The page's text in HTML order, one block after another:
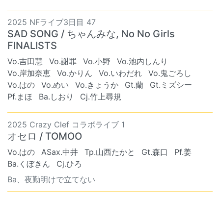
2025 NFライブ3日目 47
SAD SONG / ちゃんみな, No No Girls
FINALISTS
Vo.吉田慧 Vo.謝罪 Vo.小野
Vo.池内しんり
Vo.岸加奈恵
Vo.かりん Vo.いわだれ
Vo.鬼ごろし
Vo.はの
Vo.めい Vo.きょうか Gt.蘭
Gt.ミズシー
Pf.まほ
Ba.しおり Cj.竹上尋規
2025 Crazy Clef コラボライブ 1
オセロ / TOMOO
Vo.はの ASax.中井 Tp.山西たかと Gt.森口
Pf.姜
Ba.くぼきん
Cj.ひろ
Ba、夜勤明けで立てない